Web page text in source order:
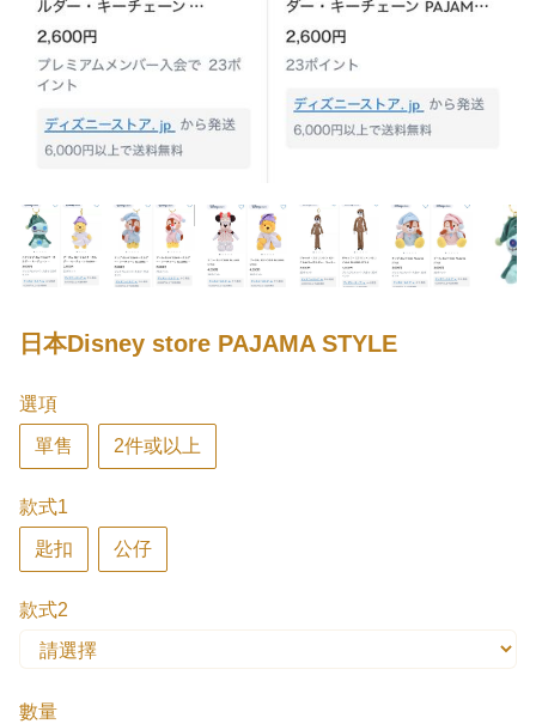
日本Disney store PAJAMA STYLE
選項
單售 2件或以上
款式1
匙扣 公仔
款式2
數量